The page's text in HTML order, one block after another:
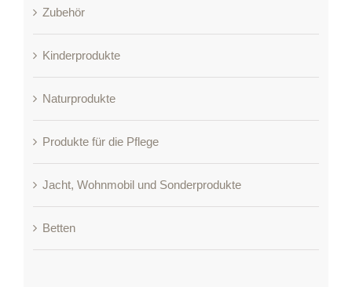
Zubehör
Kinderprodukte
Naturprodukte
Produkte für die Pflege
Jacht, Wohnmobil und Sonderprodukte
Betten